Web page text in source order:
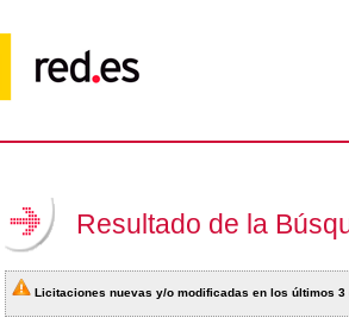
Resultado de la
Licitaciones nuevas y/o modificadas en los últimos 3